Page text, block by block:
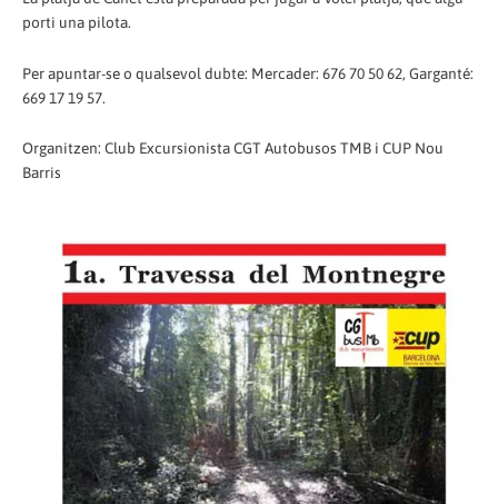
porti una pilota.
Per apuntar-se o qualsevol dubte: Mercader: 676 70 50 62, Garganté:
669 17 19 57.
Organitzen: Club Excursionista CGT Autobusos TMB i CUP Nou
Barris